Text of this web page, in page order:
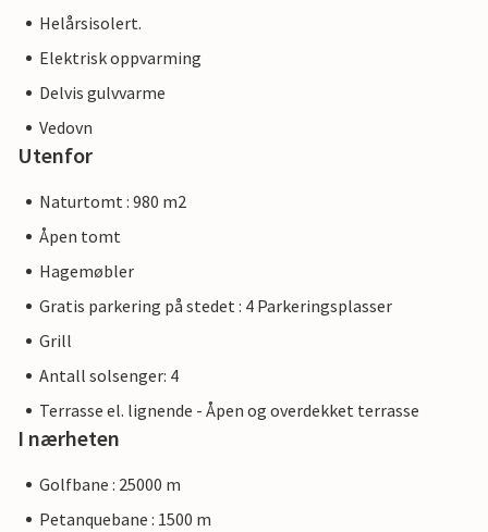
Helårsisolert.
Elektrisk oppvarming
Delvis gulvvarme
Vedovn
Utenfor
Naturtomt : 980 m2
Åpen tomt
Hagemøbler
Gratis parkering på stedet : 4 Parkeringsplasser
Grill
Antall solsenger: 4
Terrasse el. lignende - Åpen og overdekket terrasse
I nærheten
Golfbane : 25000 m
Petanquebane : 1500 m